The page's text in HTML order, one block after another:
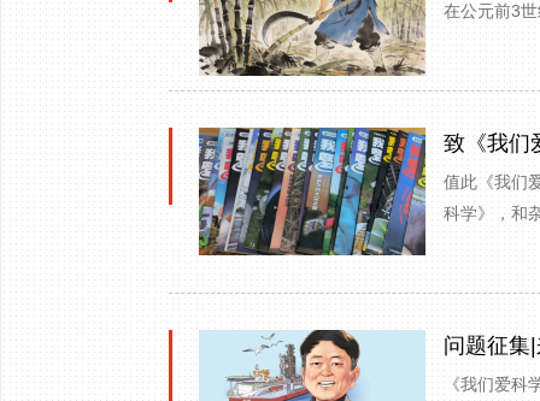
在公元前3
致《我们
值此《我们
科学》，和
问题征集
《我们爱科